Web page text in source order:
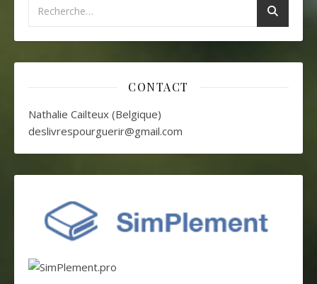
CONTACT
Nathalie Cailteux (Belgique)
deslivrespourguerir@gmail.com